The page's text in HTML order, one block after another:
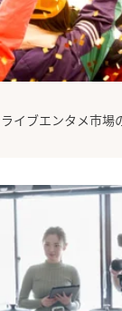
ライブエンタメ市